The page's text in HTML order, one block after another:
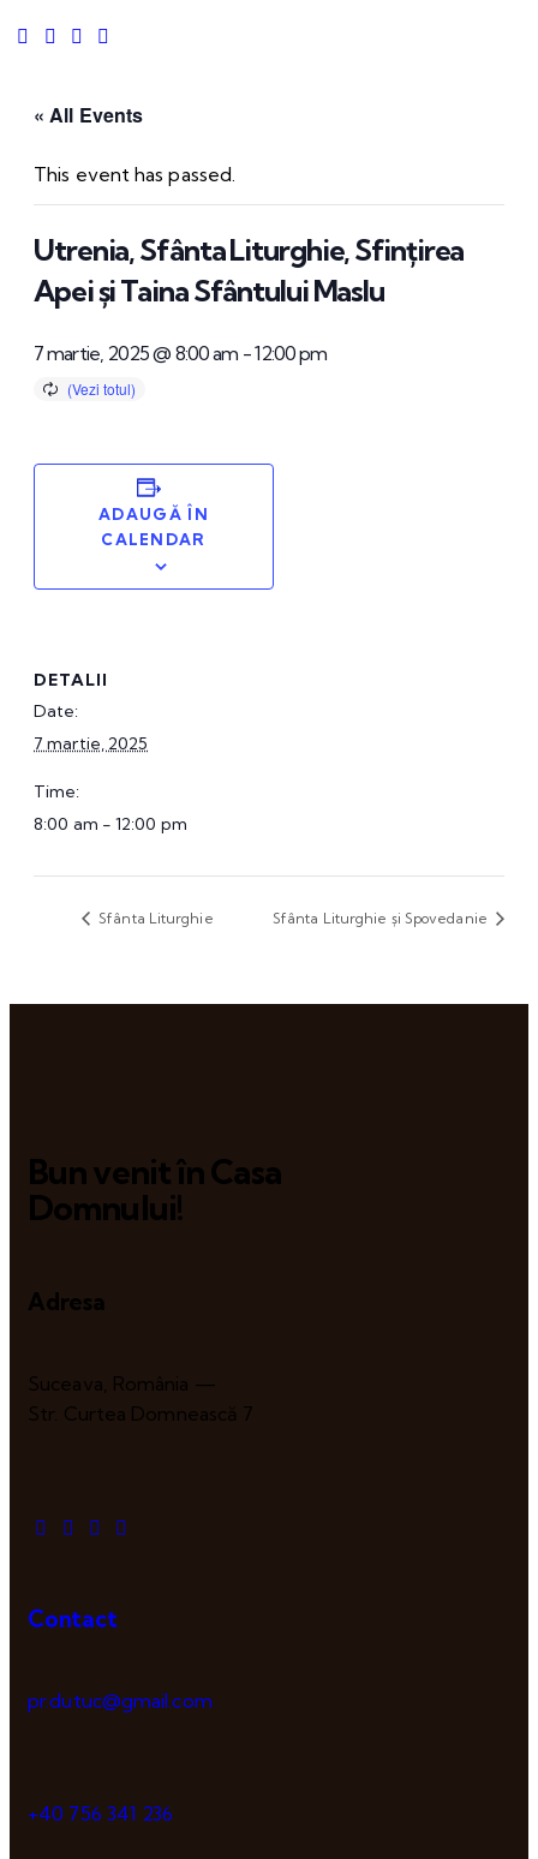
« All Events
This event has passed.
Utrenia, Sfânta Liturghie, Sfințirea
Apei și Taina Sfântului Maslu
7 martie, 2025 @ 8:00 am -12:00 pm
ADAUGĂ ÎN
CALENDAR
DETALII
Date:
7 martie, 2025
Time:
8:00 am - 12:00 pm
Sfânta Liturghie Sfânta Liturghie și Spovedanie
Bun venit în Casa
Domnului!
Adresa
Suceava, România —
Str. Curtea Domnească 7
Contact
pr.dutuc@gmail.com
+40 756 341 236